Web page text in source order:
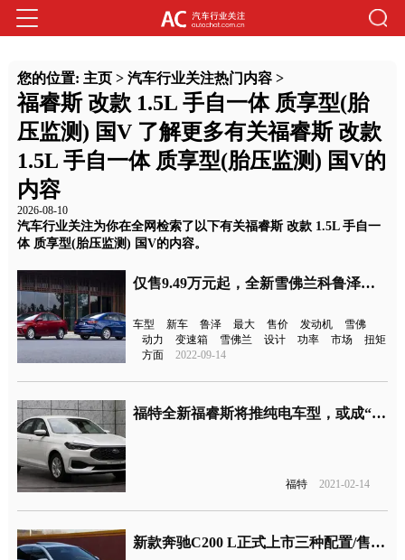
您的位置: 主页> 汽车行业关注热门内容>
福睿斯 改款 1.5L 手自一体 质享型(胎
压监测) 国V 了解更多有关福睿斯 改款
1.5L 手自一体 质享型(胎压监测) 国V的
内容
2026-08-10
汽车行业关注为你在全网检索了以下有关福睿斯 改款 1.5L 手自一
体 质享型(胎压监测) 国V的内容。
仅售9.49万元起，全新雪佛兰科鲁泽上市
车型 新车 鲁泽 最大 售价 发动机
雪佛
动力
变速箱 雪佛兰 设计 功率 市场
扭矩
方面
2022-09-14
福特全新福睿斯将推纯电车型，或成“换壳”长安
福特 2021-02-14
新款奔驰C200 L正式上市三种配置/售价30.78-31.58万元